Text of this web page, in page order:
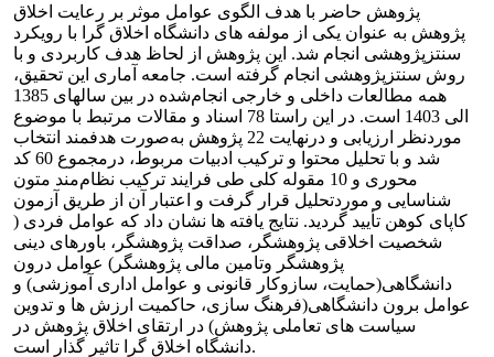
پژوهش حاضر با هدف الگوی عوامل موثر بر رعایت اخلاق
پژوهش به عنوان یکی از مولفه های دانشگاه اخلاق گرا با رویکرد
سنتزپژوهشی انجام شد. این پژوهش از لحاظ هدف کاربردی و با
روش سنتزپژوهشی انجام‌ گرفته است. جامعه آماری این تحقیق،
همه مطالعات داخلی و خارجی انجام‌شده در بین سالهای 1385
الی 1403 است. در این راستا 78 اسناد و مقالات مرتبط با موضوع
موردنظر ارزیابی و درنهایت 22 پژوهش به‌صورت هدفمند انتخاب
شد و با تحلیل محتوا و ترکیب ادبیات مربوط، درمجموع 60 کد
محوری و 10 مقوله کلی طی فرایند ترکیب نظام‌مند متون
شناسایی و مورد‌تحلیل قرار گرفت و اعتبار آن از طریق آزمون
کاپای کوهن تأیید گردید. نتایج یافته ها نشان داد که عوامل فردی (
شخصیت اخلاقی پژوهشگر، صداقت پژوهشگر، باورهای دینی
پژوهشگر وتامین مالی پژوهشگر) عوامل درون
دانشگاهی(حمایت، سازوکار قانونی و عوامل اداری آموزشی) و
عوامل برون دانشگاهی(فرهنگ سازی، حاکمیت ارزش ها و تدوین
سیاست های تعاملی پژوهش) در ارتقای اخلاق پژوهش در
دانشگاه اخلاق گرا تاثیر گذار است.